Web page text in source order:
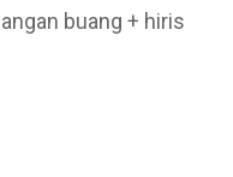
buang + hiris